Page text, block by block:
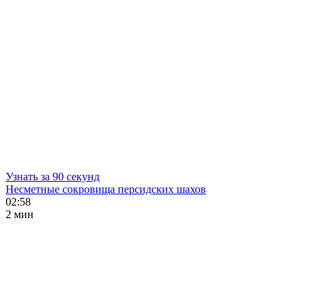
Узнать за 90 секунд
Несметные сокровища персидских шахов
02:58
2 мин